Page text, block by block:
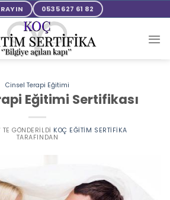
0535 627 61 82
Cinsel Terapi Eğitimi
Eğitimi Sertifikası
TE GÖNDERILDI KOÇ EĞITIM SERTIFIKA
TARAFINDAN